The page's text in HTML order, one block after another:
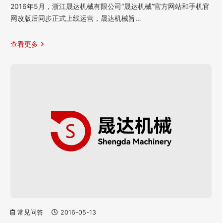
2016年5月，浙江晟达机械有限公司“晟达机械”官方网站和手机官
网改版后同步正式上线运营，晟达机械旨…
查看更多
常见问答 2016-05-13